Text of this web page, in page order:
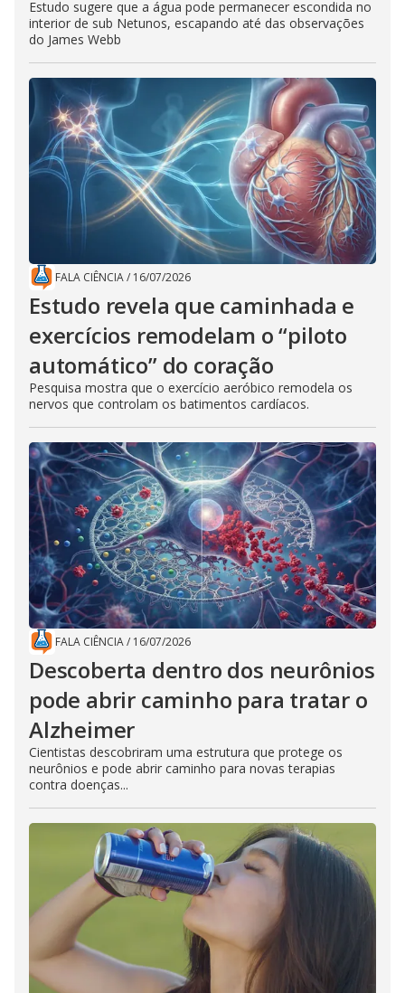
Estudo sugere que a água pode permanecer escondida no
interior de sub Netunos, escapando até das observações
do James Webb
FALA CIÊNCIA/ 16/07/2026
Estudo revela que caminhada e
exercícios remodelam o “piloto
automático” do coração
Pesquisa mostra que o exercício aeróbico remodela os
nervos que controlam os batimentos cardíacos.
FALA CIÊNCIA/ 16/07/2026
Descoberta dentro dos neurônios
pode abrir caminho para tratar o
Alzheimer
Cientistas descobriram uma estrutura que protege os
neurônios e pode abrir caminho para novas terapias
contra doenças...